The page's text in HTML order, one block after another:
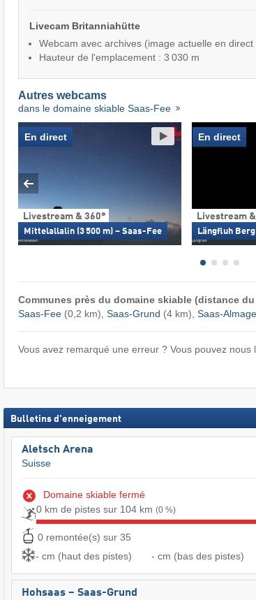
Livecam Britanniahütte
Webcam avec archives (image actuelle en
Hauteur de l'emplacement : 3 030 m
Autres webcams
dans le domaine skiable Saas-Fee
Livestream & 360°
Mittelallalin (3 500 m) – Saas-Fee
En direct
Livestream
Längfluh
En direct
Communes près du domaine skiable (distance
Saas-Fee(0,2 km), Saas-Grund (4 km), Saas-
Vous avez remarqué une erreur ? Vous pouvez nous
Bulletins d'enneigement
Aletsch Arena
Suisse
Domaine skiable fermé
0 km de pistes sur 104 km (0 %)
0 remontée(s) sur 35
- cm (haut des pistes)
- cm (bas des pistes)
Hohsaas – Saas-Grund